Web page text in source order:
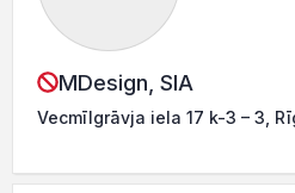
MDesign, SIA
Vecmīlgrāvja iela 17 k-3 – 3,